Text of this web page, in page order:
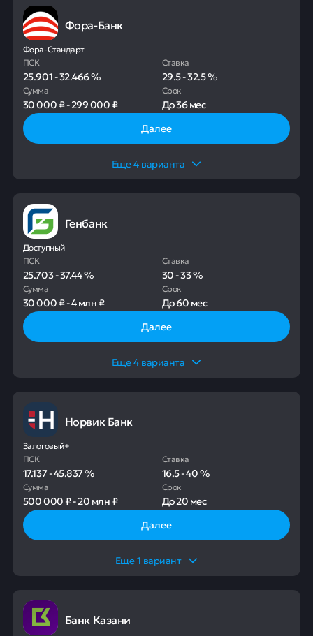
Фора-Банк
Фора-Стандарт
ПСК
25.901-32.466%
Ставка
29.5-32.5%
Сумма
30 000 ₽-299 000 ₽
Срок
До36 мес
Далее
Еще4 варианта
Генбанк
Доступный
ПСК
25.703-37.44%
Ставка
30-33%
Сумма
30 000 ₽-4 млн ₽
Срок
До60 мес
Далее
Еще4 варианта
Норвик Банк
Залоговый+
ПСК
17.137-45.837%
Ставка
16.5-40%
Сумма
500 000 ₽-20 млн ₽
Срок
До20 мес
Далее
Еще1 вариант
Банк Казани